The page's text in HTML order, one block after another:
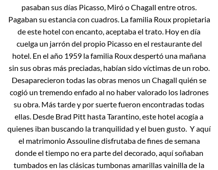
pasaban sus días Picasso, Miró o Chagall entre otros.
Pagaban su estancia con cuadros. La familia Roux propietaria
de este hotel con encanto, aceptaba el trato. Hoy en día
cuelga un jarrón del propio Picasso en el restaurante del
hotel. En el año 1959 la familia Roux despertó una mañana
sin sus obras más preciadas, habían sido víctimas de un robo.
Desaparecieron todas las obras menos un Chagall quién se
cogió un tremendo enfado al no haber valorado los ladrones
su obra. Más tarde y por suerte fueron encontradas todas
ellas. Desde Brad Pitt hasta Tarantino, este hotel acogía a
quienes iban buscando la tranquilidad y el buen gusto. Y aquí
el matrimonio Assouline disfrutaba de fines de semana
donde el tiempo no era parte del decorado, aquí soñaban
tumbados en las clásicas tumbonas amarillas vainilla de la